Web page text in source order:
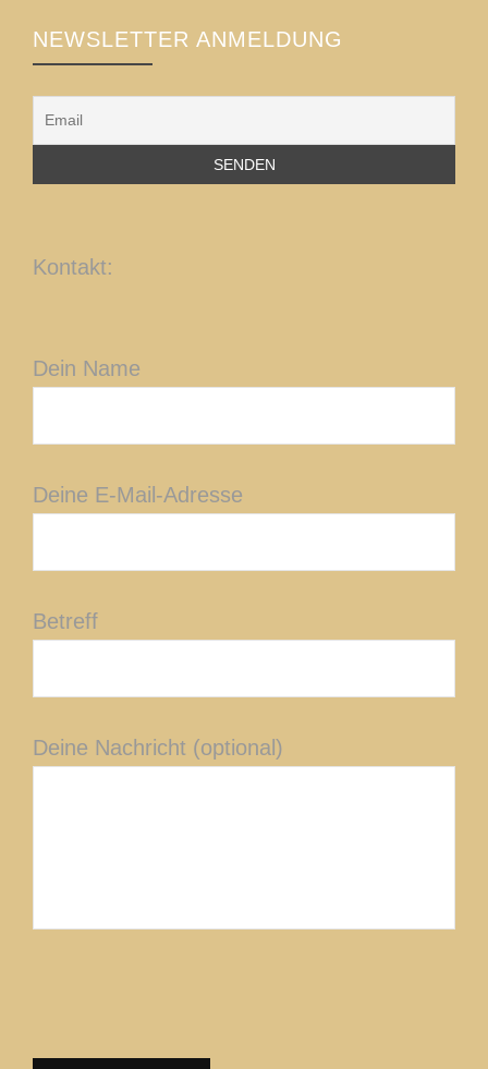
NEWSLETTER ANMELDUNG
Kontakt:
Dein Name
Deine E-Mail-Adresse
Betreff
Deine Nachricht (optional)